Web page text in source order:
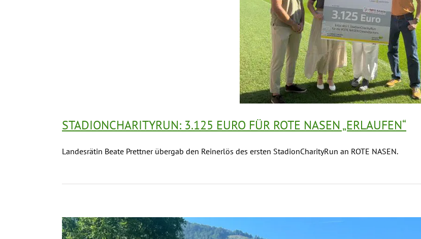
STADIONCHARITYRUN: 3.125 EURO FÜR ROTE NASEN „ERLAUFEN“
Landesrätin Beate Prettner übergab den Reinerlös des ersten StadionCharityRun an ROTE NASEN.